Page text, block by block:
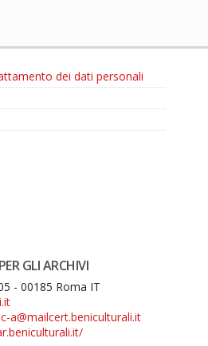
dei dati personali
GLI ARCHIVI
- 00185 Roma IT
a@mailcert.beniculturali.it